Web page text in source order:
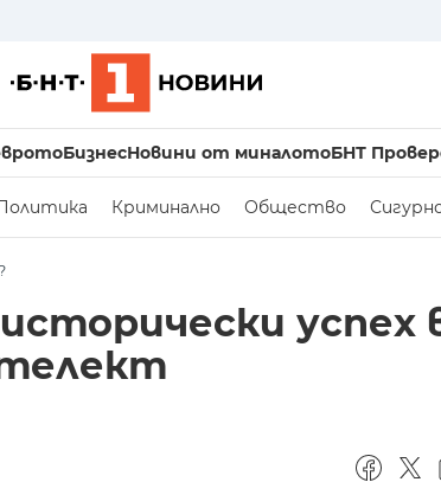
БизнесНовини от миналотоБНТ
Криминално Общество
успех